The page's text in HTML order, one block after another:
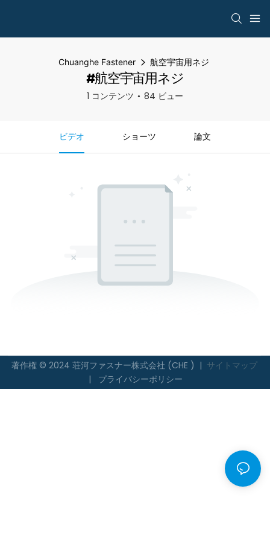
Chuanghe Fastener 航空宇宙用ネジ
#航空宇宙用ネジ
1 コンテンツ
84 ビュー
ビデオ ショーツ 論文
著作権 © 2024 荘河ファスナー株式会社 (CHE ) | サイトマップ
|
プライバシーポリシー